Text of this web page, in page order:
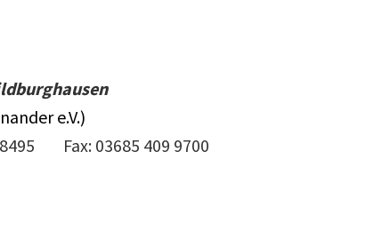
e.V.)
Fax: 03685 409 9700